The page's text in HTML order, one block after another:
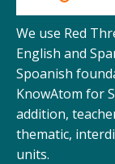
We use Red
English and
Spoanish
KnowAtom for
addition,
thematic,
units.